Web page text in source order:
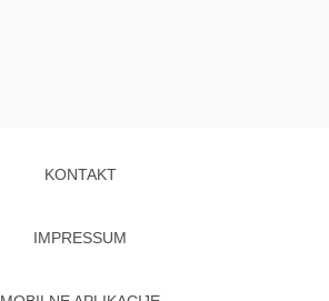
KONTAKT
IMPRESSUM